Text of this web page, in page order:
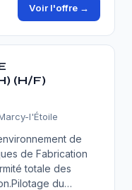
Voir l'offre →
(H/F)
l'Étoile
de
de Fabrication
totale des
du…